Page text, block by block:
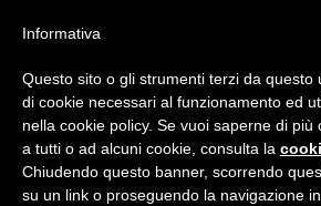
BROWSE TAG
jean
Venezia 76.
di una stella che
Informativa
Questo sito o gli strumenti terzi da questo
di cookie necessari al funzionamento ed
nella cookie policy. Se vuoi saperne di più
a tutti o ad alcuni cookie, consulta la
Chiudendo questo banner, scorrendo
su un link o proseguendo la navigazione